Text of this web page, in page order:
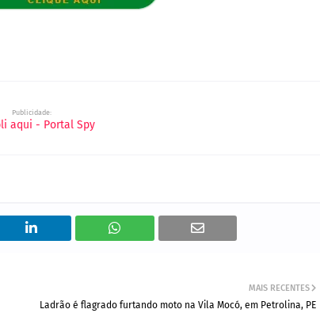
Publicidade:
MAIS RECENTES
Ladrão é flagrado furtando moto na Vila Mocó, em Petrolina, PE